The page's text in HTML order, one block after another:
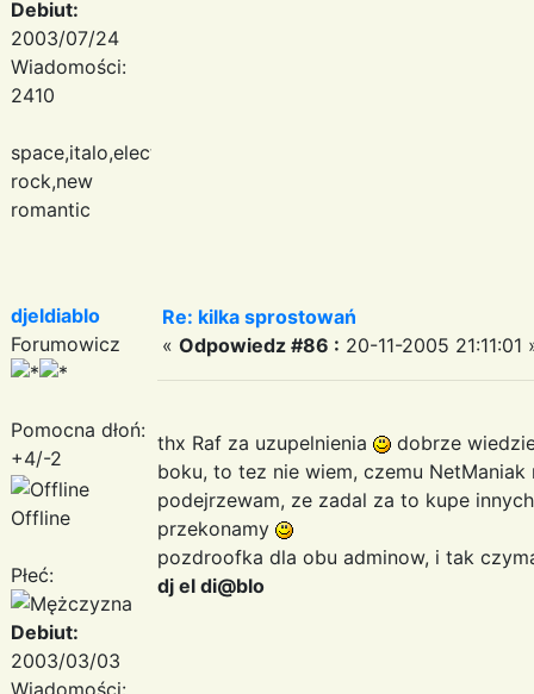
Debiut:
2003/07/24
Wiadomości:
2410
space,italo,electronic
rock,new
romantic
djeldiablo
Forumowicz
Pomocna dłoń:
+4/-2
Offline
Płeć:
Debiut:
2003/03/03
Wiadomości:
Re: kilka sprostowań
« Odpowiedz #86 : 20-11-2005 21:11:01
thx Raf za uzupelnienia
dobrze
boku, to tez nie wiem, czemu
podejrzewam, ze zadal za to kupe
przekonamy
pozdroofka dla obu adminow, i tak
dj el di@blo